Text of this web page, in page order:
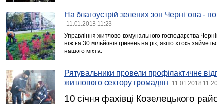
На благоустрій зелених зон Чернігова -
11.01.2018 11:23
Управління житлово-комунального господарства
ніж на 30 мільйонів гривень на рік, якщо хтось
нашого міста.
Рятувальники провели профілактичне
житлового сектору громадян
11.01.2018 11:20
10 січня фахівці Козелецького